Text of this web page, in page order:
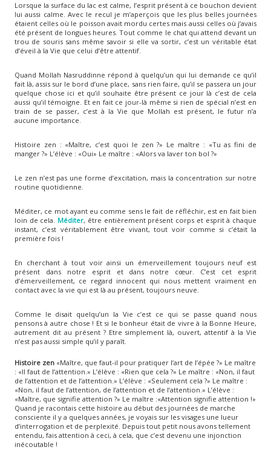
Lorsque la surface du lac est calme, l’esprit présent à ce bouchon devient
lui aussi calme. Avec le recul je m’aperçois que les plus belles journées
étaient celles où le poisson avait mordu certes mais aussi celles où j’avais
été présent de longues heures. Tout comme le chat qui attend devant un
trou de souris sans même savoir si elle va sortir, c’est un véritable état
d’éveil à la Vie que celui d’être attentif.
Quand Mollah Nasruddinne répond à quelqu’un qui lui demande ce qu’il
fait là, assis sur le bord d’une place, sans rien faire, qu’il se passera un jour
quelque chose ici et qu’il souhaite être présent ce jour là c’est de cela
aussi qu’il témoigne. Et en fait ce jour-là même si rien de spécial n’est en
train de se passer, c’est à la Vie que Mollah est présent, le futur n’a
aucune importance.
Histoire zen : «Maître, c’est quoi le zen ?» Le maître : «Tu as fini de
manger ?» L’élève : «Oui» Le maître : «Alors va laver ton bol ?»
Le zen n’est pas une forme d’excitation, mais la concentration sur notre
routine quotidienne.
Méditer, ce mot ayant eu comme sens le fait de réfléchir, est en fait bien
loin de cela. Méditer, être entièrement présent corps et esprit à chaque
instant, c’est véritablement être vivant, tout voir comme si c’était la
première fois !
En cherchant à tout voir ainsi un émerveillement toujours neuf est
présent dans notre esprit et dans notre cœur. C’est cet esprit
d’émerveillement, ce regard innocent qui nous mettent vraiment en
contact avec la vie qui est là au présent, toujours neuve.
Comme le disait quelqu’un la Vie c’est ce qui se passe quand nous
pensons à autre chose ! Et si le bonheur était de vivre à la Bonne Heure,
autrement dit au présent ? Etre simplement là, ouvert, attentif à la Vie
n’est pas aussi simple qu’il y paraît.
Histoire zen«Maître, que faut-il pour pratiquer l’art de l’épée ?» Le maître
: «Il faut de l’attention.» L’élève : «Rien que cela ?» Le maître : «Non, il faut
de l’attention et de l’attention.» L’élève : «Seulement cela ?» Le maître :
«Non, il faut de l’attention, de l’attention et de l’attention.» L’élève :
«Maître, que signifie attention ?» Le maître :«Attention signifie attention !»
Quand je racontais cette histoire au début des journées de marche
consciente il y a quelques années, je voyais sur les visages une lueur
d’interrogation et de perplexité. Depuis tout petit nous avons tellement
entendu, fais attention à ceci, à cela, que c’est devenu une injonction
inécoutable !